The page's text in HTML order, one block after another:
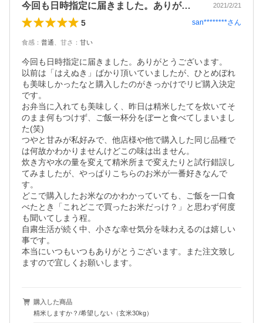
今回も日時指定に届きました。ありがとう… 2021/2/21
5 san********さん
食感 ： 普通 甘さ ： 甘い
今回も日時指定に届きました。ありがとうございます。
以前は「はえぬき」ばかり頂いていましたが、ひとめぼれ
も美味しかったなと購入したのがきっかけでリピ購入決定
です。
お弁当に入れても美味しく、昨日は精米したてを炊いてそ
のまま何もつけず、ご飯一杯分をぼーと食べてしまいまし
た(笑)
つやと甘みが私好みで、他店様や他で購入した同じ品種で
は何故かわかりませんけどこの味は出ません。
炊き方や水の量を変えて精米所まで変えたりと試行錯誤し
てみましたが、やっぱりこちらのお米が一番好きなんで
す。
どこで購入したお米なのかわかっていても、ご飯を一口食
べたとき「これどこで買ったお米だっけ？」と思わず何度
も聞いてしまう程。
自粛生活が続く中、小さな幸せ気分を味わえるのは嬉しい
事です。
本当にいつもいつもありがとうございます。また注文致し
ますので宜しくお願いします。
購入した商品
精米しますか？/希望しない（玄米30kg）